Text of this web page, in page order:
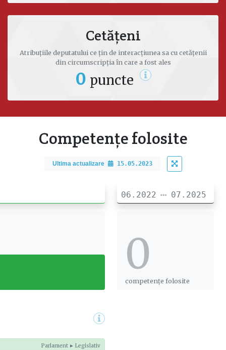
Cetățeni
Atribuțiile deputatului ce țin de interacțiunea sa cu cetățenii
din circumscripția în care a fost ales
0 puncte
Competențe folosite
Ultima actualizare 15.05.2023
Parlament ► Legislativ
06.2022 07.2025
0
0
competențe folosite